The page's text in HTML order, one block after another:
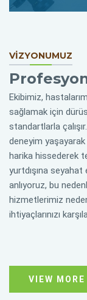
VİZYONUMUZ
Ekibimiz,
sağlamak için
standartlarla
deneyim yaşayarak
harika hissederek
yurtdışına
anlıyoruz, bu
hizmetlerimiz
ihtiyaçlarınızı
VIEW MORE